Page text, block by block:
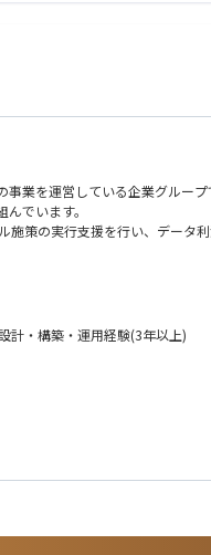
業を運営している企業グルー
でいます。
策の実行支援を行い、データ
築・運用を管理する方を募集
ウドを使って業務の在り方を
も含めたクラウド環境の設計、
導入のための環境構築や運用改
も含めたクラウド環境の設計、
計・構築・運用経験(3年以上)
した経験